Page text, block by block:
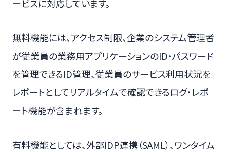
ービスに対応しています。
無料機能には、アクセス制限、企業のシステム管理者
が従業員の業務用アプリケーションのID・パスワード
を管理できるID管理、従業員のサービス利用状況を
レポートとしてリアルタイムで確認できるログ・レポ
ート機能が含まれます。
有料機能としては、外部IDP連携（SAML）、ワンタイム